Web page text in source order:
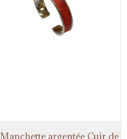
Manchette argentée Cuir de